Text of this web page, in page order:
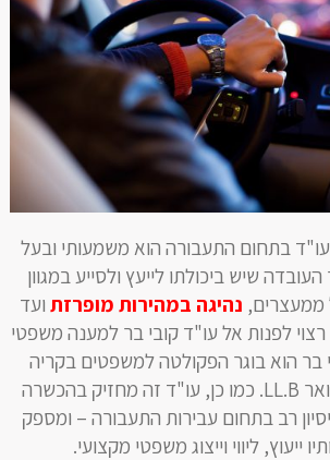
בתחום התעבורה הוא משמעותי ובעל
שיש ביכולתו לייעץ ולסייע במגוון
ממעצרים, נהיגה במהירות מופרזת ועד
לפנות אל עו"ד קובי בר למענה משפטי
בר הוא בוגר הפקולטה למשפטים בקריה
האקדמית אונו – תואר LL.B. כמו כן, עו"ד זה מחזיק בהכשרה
רב בתחום עבירות התעבורה – ומספק
ייעוץ, ליווי וייצוג משפטי מקצועי.